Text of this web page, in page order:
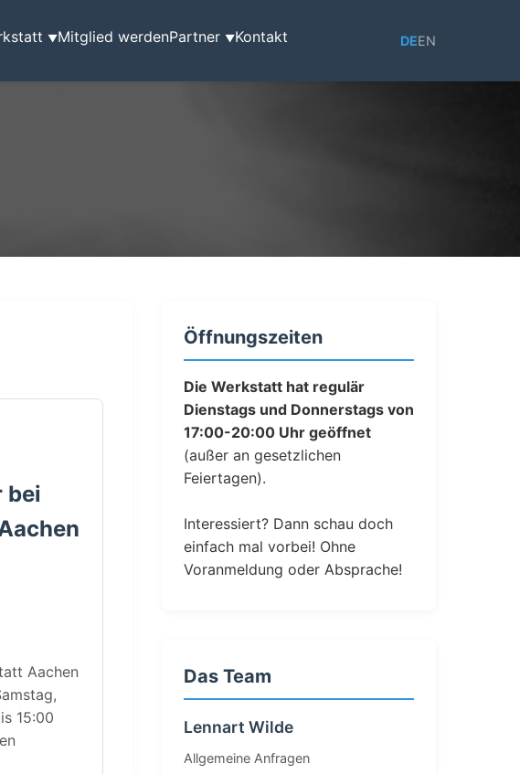
▼Mitglied werdenPartner▼Kontakt DEEN
bei
Aachen
15:00
Öffnungszeiten
Die Werkstatt hat regulär
Dienstags und Donnerstags von
17:00-20:00 Uhr geöffnet
(außer an gesetzlichen
Feiertagen).
Interessiert? Dann schau doch
einfach mal vorbei! Ohne
Voranmeldung oder Absprache!
Das Team
Lennart Wilde
Allgemeine Anfragen